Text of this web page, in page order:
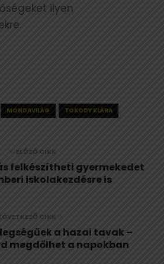
ilyen
MONDAVILÁG TOKODY KLÁRA
ELŐZŐ CIKK
felkészítheti gyermekedet
iskolakezdésre is
CIKK
a hazai tavak –
megdőlhet a napokban